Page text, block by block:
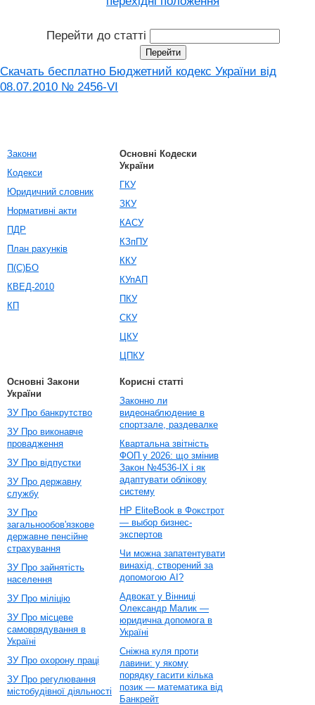
Перейти до статті
Скачать бесплатно Бюджетний кодекс України від
08.07.2010 № 2456-VI
Закони
Кодекси
Юридичний словник
Нормативні акти
ПДР
План рахунків
П(С)БО
КВЕД-2010
КП
Основні Кодески
України
ГКУ
ЗКУ
КАСУ
КЗпПУ
ККУ
КУпАП
ПКУ
СКУ
ЦКУ
ЦПКУ
Основні Закони
України
ЗУ Про банкрутство
ЗУ Про виконавче
провадження
ЗУ Про відпустки
ЗУ Про державну
службу
ЗУ Про
загальнообов'язкове
державне пенсійне
страхування
ЗУ Про зайнятість
населення
ЗУ Про міліцію
ЗУ Про місцеве
самоврядування в
Україні
ЗУ Про охорону праці
ЗУ Про регулювання
містобудівної діяльності
Корисні статті
Законно ли
видеонаблюдение в
спортзале, раздевалке
Квартальна звітність
ФОП у 2026: що змінив
Закон №4536-IX і як
адаптувати облікову
систему
HP EliteBook в Фокстрот
— выбор бизнес-
экспертов
Чи можна запатентувати
винахід, створений за
допомогою AI?
Адвокат у Вінниці
Олександр Малик —
юридична допомога в
Україні
Сніжна куля проти
лавини: у якому
порядку гасити кілька
позик — математика від
Банкрейт